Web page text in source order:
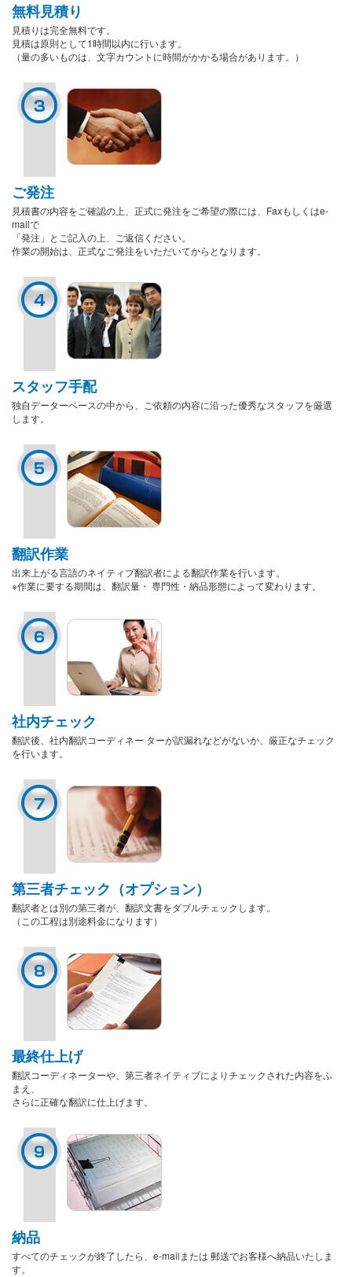
無料見積り
見積りは完全無料です。
見積は原則として1時間以内に行います。
（量の多いものは、文字カウントに時間がかかる場合があります。）
ご発注
見積書の内容をご確認の上、正式に発注をご希望の際には、Faxもしくはe-
mailで
「発注」とご記入の上、ご返信ください。
作業の開始は、正式なご発注をいただいてからとなります。
スタッフ手配
独自データーベースの中から、ご依頼の内容に沿った優秀なスタッフを厳選
します。
翻訳作業
出来上がる言語のネイティブ翻訳者による翻訳作業を行います。
※作業に要する期間は、翻訳量・ 専門性・納品形態によって変わります。
社内チェック
翻訳後、社内翻訳コーディネー ターが訳漏れなどがないか、厳正なチェック
を行います。
第三者チェック（オプション）
翻訳者とは別の第三者が、翻訳文書をダブルチェックします。
（この工程は別途料金になります）
最終仕上げ
翻訳コーディネーターや、第三者ネイティブによりチェックされた内容をふ
まえ、
さらに正確な翻訳に仕上げます。
納品
すべてのチェックが終了したら、e-mailまたは 郵送でお客様へ納品いたしま
す。